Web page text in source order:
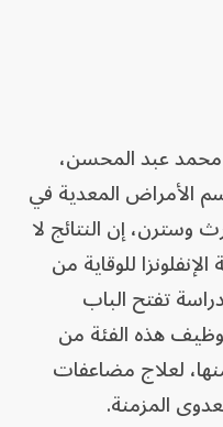
محمد عبد المحسن،
الأمراض المعدية في
وسترن، إن النتائج لا
للوقاية من
تفتح الباب
هذه الفئة من
لعلاج مضاعفات
المزمنة.